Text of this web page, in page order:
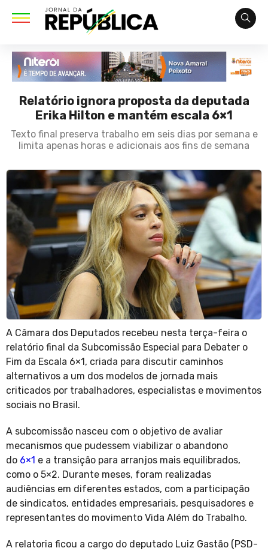
Relatório ignora proposta da deputada
Erika Hilton e mantém escala 6×1
Texto final preserva trabalho em seis dias por semana e
limita apenas horas e adicionais aos fins de semana
A Câmara dos Deputados recebeu nesta terça-feira o
relatório final da Subcomissão Especial para Debater o
Fim da Escala 6×1, criada para discutir caminhos
alternativos a um dos modelos de jornada mais
criticados por trabalhadores, especialistas e movimentos
sociais no Brasil.
A subcomissão nasceu com o objetivo de avaliar
mecanismos que pudessem viabilizar o abandono
do 6×1 e a transição para arranjos mais equilibrados,
como o 5×2. Durante meses, foram realizadas
audiências em diferentes estados, com a participação
de sindicatos, entidades empresariais, pesquisadores e
representantes do movimento Vida Além do Trabalho.
A relatoria ficou a cargo do deputado Luiz Gastão (PSD-